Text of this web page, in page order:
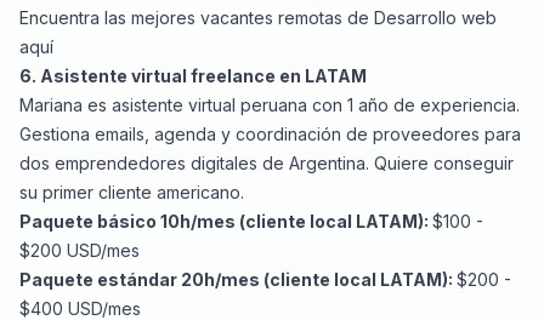
Encuentra las mejores vacantes remotas de Desarrollo web
aquí
6. Asistente virtual freelance en LATAM
Mariana es asistente virtual peruana con 1 año de experiencia.
Gestiona emails, agenda y coordinación de proveedores para
dos emprendedores digitales de Argentina. Quiere conseguir
su primer cliente americano.
Paquete básico 10h/mes (cliente local LATAM): $100 -
$200 USD/mes
Paquete estándar 20h/mes (cliente local LATAM): $200 -
$400 USD/mes